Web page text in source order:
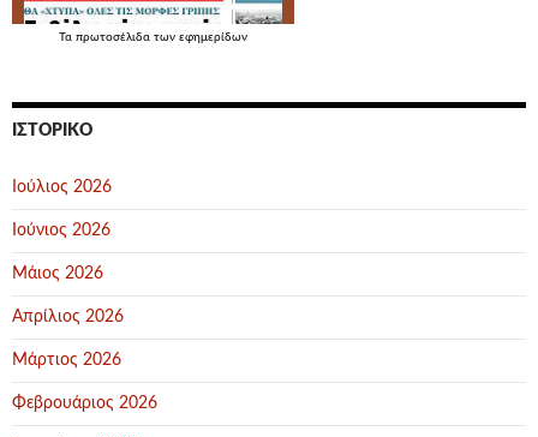
Τα πρωτοσέλιδα των εφημερίδων
ΙΣΤΟΡΙΚΌ
Ιούλιος 2026
Ιούνιος 2026
Μάιος 2026
Απρίλιος 2026
Μάρτιος 2026
Φεβρουάριος 2026